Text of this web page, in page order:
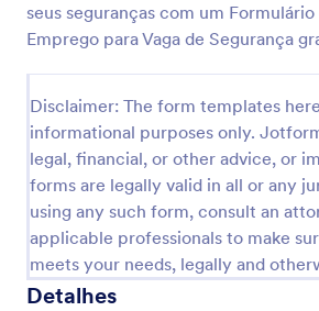
seus seguranças com um
Emprego para Vaga de Segurança
Disclaimer: The form templates
informational purposes only.
legal, financial, or other advice, or
forms are legally valid in all or any
using any such form, consult an
applicable professionals to make
meets your needs, legally and
Detalhes
Formulário De
USAR PARA REQUISIÇÃO DE
Go to Category:
Formulários para Recursos
Usar Modelo
Visualizar